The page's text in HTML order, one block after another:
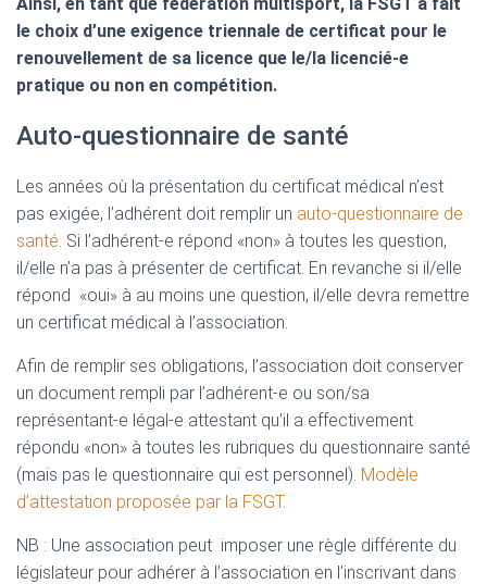
le choix d’une exigence triennale de certificat pour le
renouvellement de sa licence que le/la ­licencié-e
pratique ou non en compétition.
Auto-questionnaire de santé
Les années où la présentation du certificat médical n’est
pas exigée, l’adhérent doit remplir un auto-questionnaire de
santé. Si l’adhérent-e répond «non» à toutes les question,
il/elle n’a pas à présenter de certificat. En revanche si il/elle
répond «oui» à au moins une question, il/elle devra remettre
un certificat médical à l’association.
Afin de remplir ses obligations, l’association doit conserver
un document rempli par l’adhérent-e ou son/sa
représentant-e légal-e attestant qu’il a effectivement
répondu «non» à toutes les rubriques du questionnaire santé
(mais pas le questionnaire qui est personnel). Modèle
d’attestation proposée par la FSGT.
NB : Une association peut imposer une règle différente du
législateur pour adhérer à l’association en l’inscrivant dans